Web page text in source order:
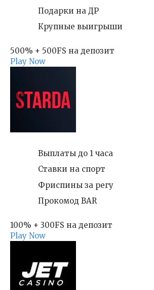
Подарки на ДР
Крупные выигрыши
500% + 500FS на депозит
Play Now
Выплаты до 1 часа
Ставки на спорт
Фриспины за регу
Прокомод BAR
100% + 300FS на депозит
Play Now